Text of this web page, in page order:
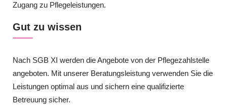
Zugang zu Pflegeleistungen.
Gut zu wissen
Nach SGB XI werden die Angebote von der Pflegezahlstelle
angeboten. Mit unserer Beratungsleistung verwenden Sie die
Leistungen optimal aus und sichern eine qualifizierte
Betreuung sicher.